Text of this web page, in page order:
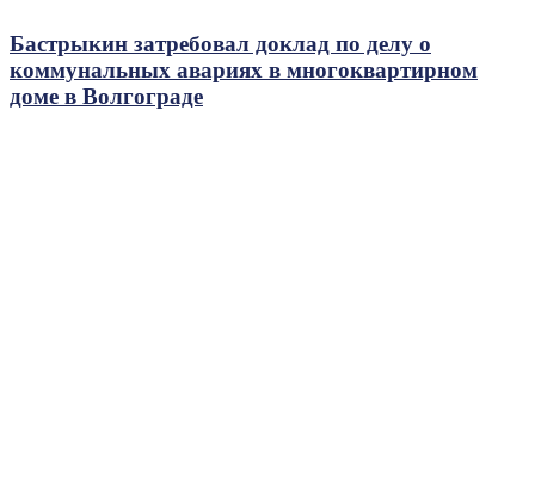
Бастрыкин затребовал доклад по делу о
коммунальных авариях в многоквартирном
доме в Волгограде